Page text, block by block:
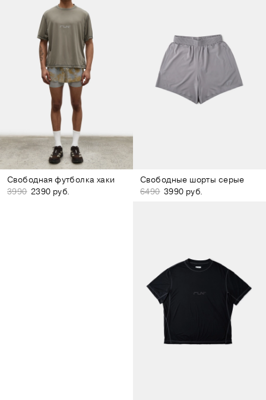
Свободная футболка хаки
3990 2390 руб.
Свободные шорты серые
6490 3990 руб.